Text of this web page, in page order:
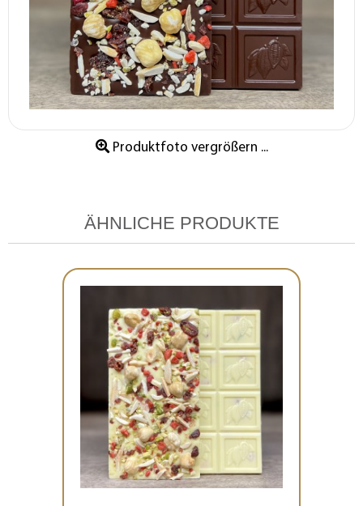
Produktfoto vergrößern ...
ÄHNLICHE PRODUKTE